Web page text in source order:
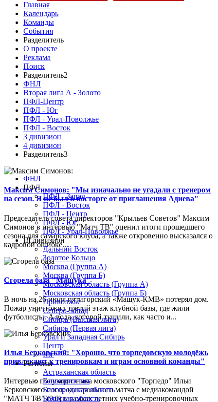
Главная
Календарь
Команды
События
Разделитель
О проекте
Реклама
Поиск
Разделитель2
ФНЛ
Вторая лига А - Золото
ПФЛ-Центр
ПФЛ - Юг
ПФЛ - Урал-Поволжье
ПФЛ - Восток
3 дивизион
4 дивизион
Разделитель3
Максим Симонов: "Мы изначально не угадали с тренером
на сезон. Я не был в восторге от приглашения Адиева"
Председатель совета директоров "Крыльев Советов" Максим
Симонов в интервью "Матч ТВ" оценил итоги прошедшего
сезона для самарского клуба, а также откровенно высказался о
кадровой ошибке...
Сгорела база "Машука"
В ночь на 26 июля пятигорский «Машук-КМВ» потерял дом.
Пожар уничтожил третий этаж клубной базы, где жили
футболисты. А вода, которой тушили, как часто и...
Илья Берковский: "Хорошо, что торпедовскую молодёжь
привлекают к тренировкам и играм основной команды"
Интервью полузащитника московского "Торпедо" Ильи
Берковского после контрольного матча с медиакомандой
"МАТЧ ТВ" (9:0) в рамках летних учебно-тренировочных
ФНЛ
ПФЛ
ПФЛ - Запад
ПФЛ - Восток
ПФЛ - Центр
ПФЛ - Юг
ПФЛ - Урал-Поволжье
III дивизион
Дальний Восток
Золотое Кольцо
Москва (Группа А)
Москва (Группа Б)
Московская область (Группа А)
Московская область (Группа Б)
Приволжье
Северо-Запад
Сибирь (Высшая лига)
Сибирь (Первая лига)
Урал и Западная Сибирь
Центр
Юг
Регионы
Астраханская область
Башкортостан
Белгородская область
Брянская область